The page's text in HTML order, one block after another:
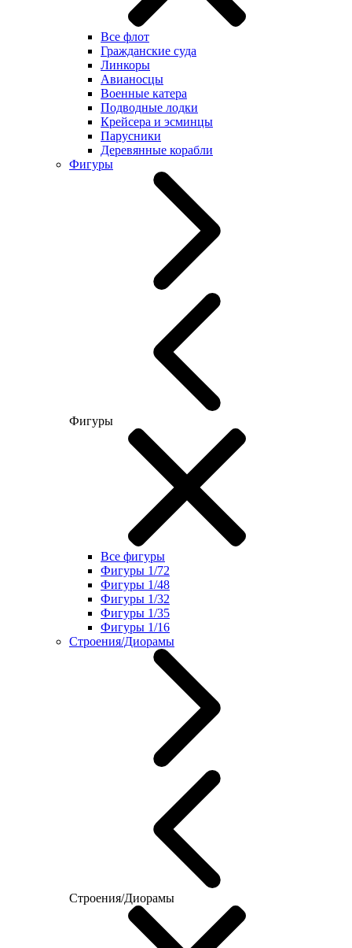
Все флот
Гражданские суда
Линкоры
Авианосцы
Военные катера
Подводные лодки
Крейсера и эсминцы
Парусники
Деревянные корабли
Фигуры
Фигуры
Все фигуры
Фигуры 1/72
Фигуры 1/48
Фигуры 1/32
Фигуры 1/35
Фигуры 1/16
Строения/Диорамы
Строения/Диорамы